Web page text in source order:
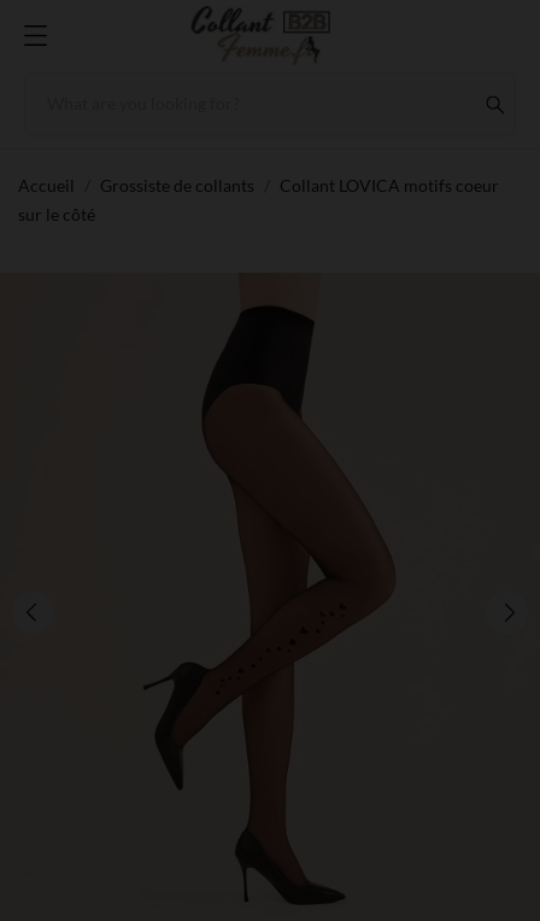
Accueil Grossiste de collants
Collant LOVICA motifs coeur
sur le côté